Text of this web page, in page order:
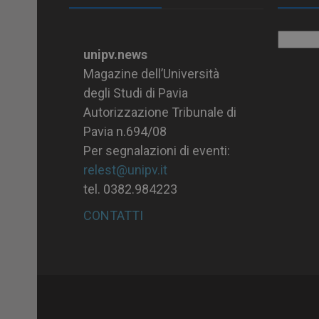
unipv.news
Magazine dell’Università
degli Studi di Pavia
Autorizzazione Tribunale di
Pavia n.694/08
Per segnalazioni di eventi:
relest@unipv.it
tel. 0382.984223
CONTATTI